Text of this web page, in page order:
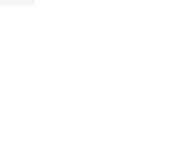
1 commentaires